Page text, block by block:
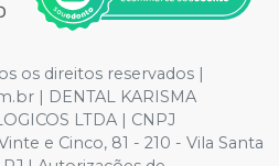
os direitos reservados |
| DENTAL KARISMA
LTDA | CNPJ
e Cinco, 81 - 210 - Vila Santa